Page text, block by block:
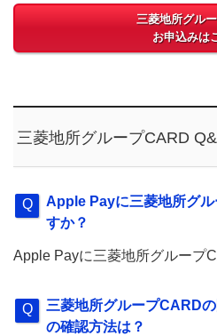
三菱地所グル
お申込みは
三菱地所グループCARD
Apple Payに三菱地所グ
すか？
Apple Payに三菱地所グループ
三菱地所グループCARD
の確認方法は？